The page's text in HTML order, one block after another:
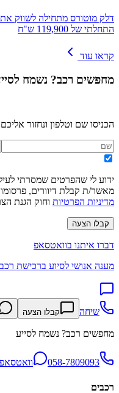
התחלתי של 119,900 ש"ח
קראו עוד
מחפשים רכב? נשמח
הכניסו שם וטלפון ונחזור
ידוע לי שהפרטים שמסרתי
מאשר/ת קבלת דיוורים,
מדיניות הפרטיות וחוק הגנת
קבלו הצעה
דברו איתנו בוואטסאפ
מענה אנושי לסיוע ברכישת רכב
שיחה קבלו הצעה
מחפשים רכב? נשמח לסייע
058-7809093 וואטסאפ
רכבים